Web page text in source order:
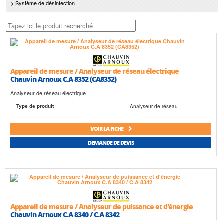
> Système de désinfection
Appareil de mesure / Analyseur de réseau électrique
Chauvin Arnoux C.A 8352 (CA8352)
Analyseur de réseau électrique
Type de produit Analyseur de réseau
VOIR LA FICHE
DEMANDE DE DEVIS
Appareil de mesure / Analyseur de puissance et d'énergie
Chauvin Arnoux C.A 8340 / C.A 8342